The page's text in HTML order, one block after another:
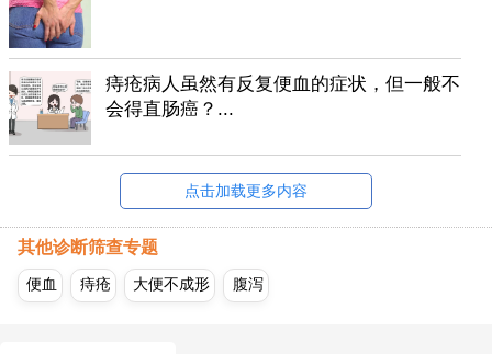
痔疮病人虽然有反复便血的症状，但一般不
会得直肠癌？...
点击加载更多内容
其他诊断筛查专题
便血 痔疮 大便不成形 腹泻